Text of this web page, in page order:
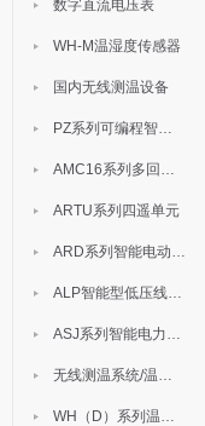
数字直流电压表
WH-M温湿度传感器
国内无线测温设备
PZ系列可编程智能表
AMC16系列多回路监控装置
ARTU系列四遥单元
ARD系列智能电动机保护器
ALP智能型低压线路保护装置
ASJ系列智能电力继电器
无线测温系统/温度巡检
WH（D）系列温湿度控制器